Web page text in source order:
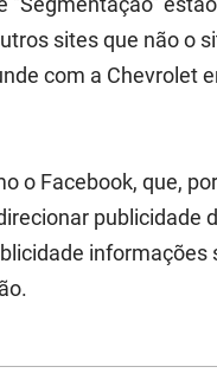
sites que não o
com a Chevrolet
o Facebook, que,
publicidade